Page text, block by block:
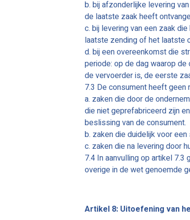
b. bij afzonderlijke levering
de laatste zaak heeft
c. bij levering van een zaak
laatste zending of het laatste
d. bij een overeenkomst die
periode: op de dag waarop
de vervoerder is, de eerste
7.3 De consument heeft geen
a. zaken die door de
die niet geprefabriceerd
beslissing van de consument.
b. zaken die duidelijk voor
c. zaken die na levering door
7.4 In aanvulling op artikel
overige in de wet genoemde
Artikel 8: Uitoefening van